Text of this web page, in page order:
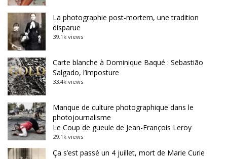
La photographie post-mortem, une tradition
disparue
39.1k views
Carte blanche à Dominique Baqué : Sebastião
Salgado, l’imposture
33.4k views
Manque de culture photographique dans le
photojournalisme
Le Coup de gueule de Jean-François Leroy
29.1k views
Ça s’est passé un 4 juillet, mort de Marie Curie